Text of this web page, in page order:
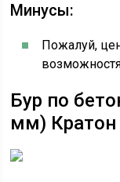
Минусы:
Пожалуй,
Бур по
мм)